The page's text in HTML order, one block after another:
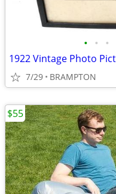
• • •
1922 Vintage Photo
7/29 BRAMPTON
$55